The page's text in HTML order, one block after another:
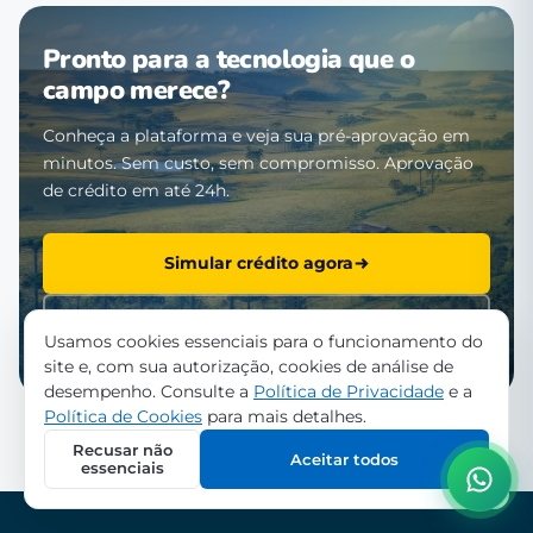
Pronto para a tecnologia que o
campo merece?
Conheça a plataforma e veja sua pré-aprovação em
minutos. Sem custo, sem compromisso. Aprovação
de crédito em até 24h.
Simular crédito agora
Usamos cookies essenciais para o funcionamento do
site e, com sua autorização, cookies de análise de
desempenho. Consulte a Política de Privacidade e a
Política de Cookies para mais detalhes.
Recusar não
essenciais
Aceitar todos